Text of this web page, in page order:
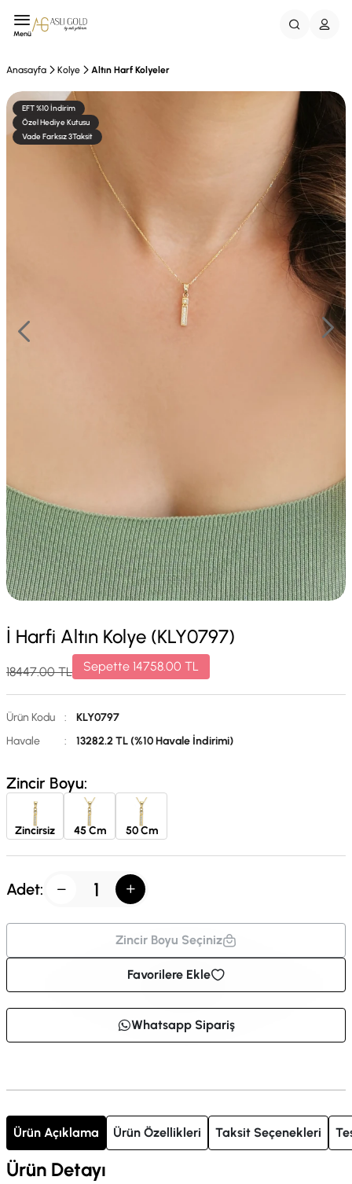
Menü
Anasayfa Kolye Altın Harf Kolyeler
EFT %10 İndirim
Özel Hediye Kutusu
Vade Farksız 3Taksit
İ Harfi Altın Kolye (KLY0797)
18447.00TL Sepette 14758.00 TL
Ürün Kodu :
KLY0797
Havale
: 13282.2 TL (%10 Havale İndirimi)
Zincir Boyu:
Zincirsiz 45 Cm 50 Cm
Adet:
Zincir Boyu Seçiniz
Favorilere Ekle
Whatsapp Sipariş
Ürün Açıklama Ürün Özellikleri Taksit Seçenekleri
Ürün Detayı